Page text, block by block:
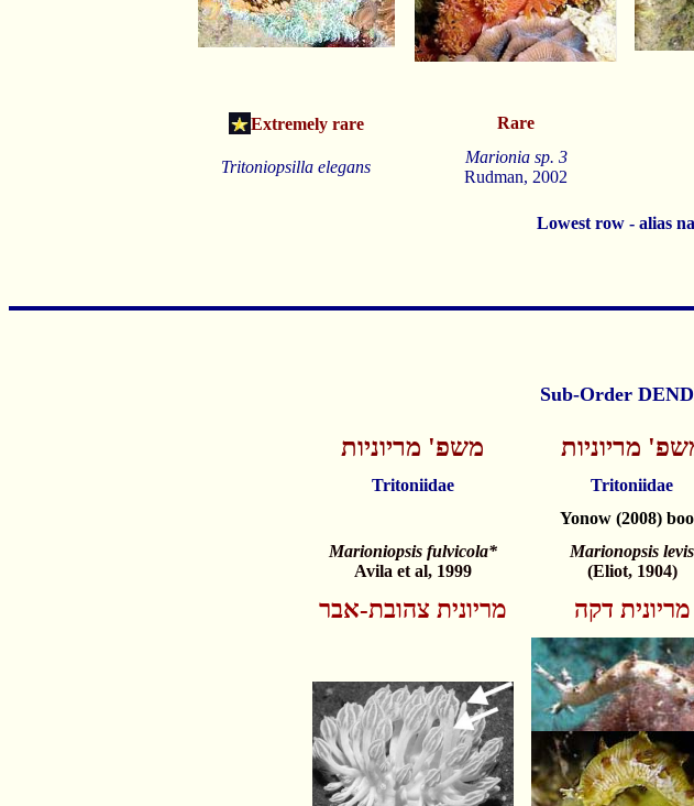
Extremely rare Rare
Tritoniopsilla elegans
Marionia sp. 3
Rudman, 2002
משפ' מריוניות מריוניות
Tritoniidae Tritoniidae
Yonow (2008)
Marioniopsis fulvicola*
Avila et al, 1999
Marionopsis levis
(Eliot, 1904)
מריונית צהובת-אבר מריונית דקה